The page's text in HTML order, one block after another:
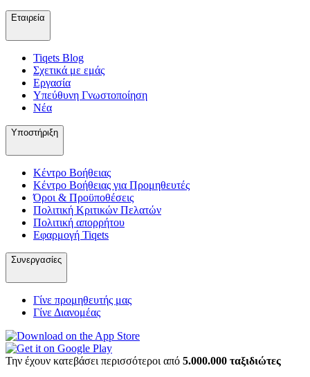
Εταιρεία
Tiqets Βlog
Σχετικά με εμάς
Εργασία
Υπεύθυνη Γνωστοποίηση
Νέα
Υποστήριξη
Κέντρο Βοήθειας
Κέντρο Βοήθειας για Προμηθευτές
Όροι & Προϋποθέσεις
Πολιτική Κριτικών Πελατών
Πολιτική απορρήτου
Εφαρμογή Tiqets
Συνεργασίες
Γίνε προμηθευτής μας
Γίνε Διανομέας
Την έχουν κατεβάσει περισσότεροι από 5.000.000 ταξιδιώτες